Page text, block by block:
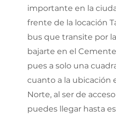
importante en la
frente de la locación
bus que transite por
bajarte en el
pues a solo una
cuanto a la ubicación
Norte, al ser de
puedes llegar hasta